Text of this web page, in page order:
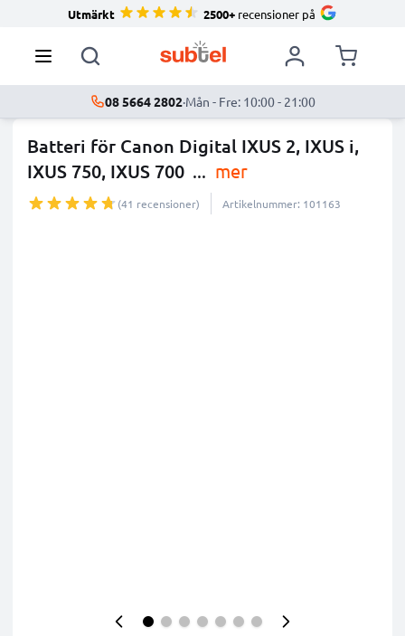
Utmärkt 2500+ recensioner på
08 5664 2802·Mån - Fre: 10:00 - 21:00
Batteri för Canon Digital IXUS 2, IXUS i,
IXUS 750, IXUS 700 ... mer
(41 recensioner) Artikelnummer: 101163